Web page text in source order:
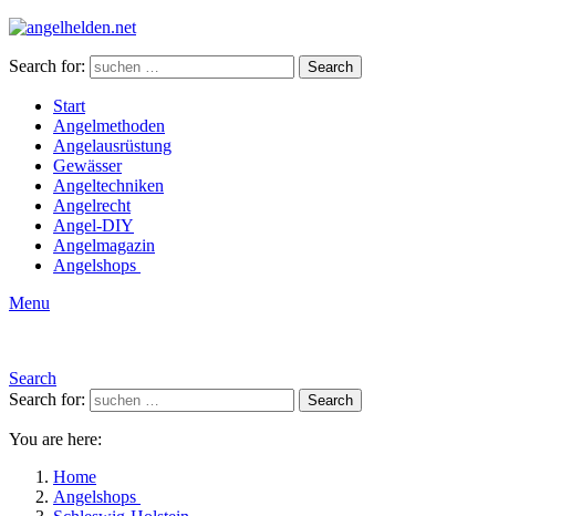
Search for: Search
Start
Angelmethoden
Angelausrüstung
Gewässer
Angeltechniken
Angelrecht
Angel-DIY
Angelmagazin
Angelshops
Menu
Search
Search for:
Search
You are here:
Home
Angelshops